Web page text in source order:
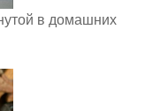
в домашних